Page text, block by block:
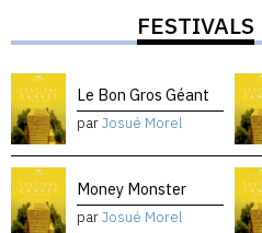
FESTIVALS
Le Bon Gros Géant
parJosué Morel
Money Monster
parJosué Morel